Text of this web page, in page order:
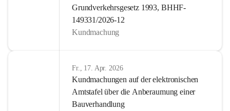
Grundverkehrsgesetz 1993, BHHF-
149331/2026-12
Kundmachung
Fr., 17. Apr. 2026
Kundmachungen auf der elektronischen
Amtstafel über die Anberaumung einer
Bauverhandlung